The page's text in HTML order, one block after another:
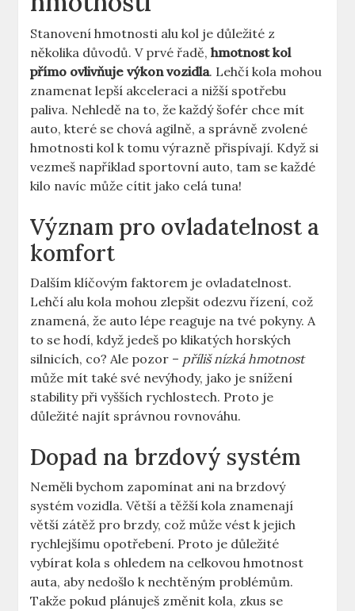
Stanovení hmotnosti alu kol je důležité z
několika důvodů. V prvé řadě,hmotnost kol
přímo ovlivňuje výkon vozidla. Lehčí kola mohou
znamenat lepší akceleraci a nižší spotřebu
paliva. Nehledě na to, že každý šofér chce mít
auto, které se chová agilně, a správně zvolené
hmotnosti kol k tomu výrazně přispívají. Když si
vezmeš například sportovní auto, tam se každé
kilo navíc může cítit jako celá tuna!
Význam pro ovladatelnost a
komfort
Dalším klíčovým faktorem je ovladatelnost.
Lehčí alu kola mohou zlepšit odezvu řízení, což
znamená, že auto lépe reaguje na tvé pokyny. A
to se hodí, když jedeš po klikatých horských
silnicích, co? Ale pozor – příliš nízká hmotnost
může mít také své nevýhody, jako je snížení
stability při vyšších rychlostech. Proto je
důležité najít správnou rovnováhu.
Dopad na brzdový systém
Neměli bychom zapomínat ani na brzdový
systém vozidla. Větší a těžší kola znamenají
větší zátěž pro brzdy, což může vést k jejich
rychlejšímu opotřebení. Proto je důležité
vybírat kola s ohledem na celkovou hmotnost
auta, aby nedošlo k nechtěným problémům.
Takže pokud plánuješ změnit kola, zkus se